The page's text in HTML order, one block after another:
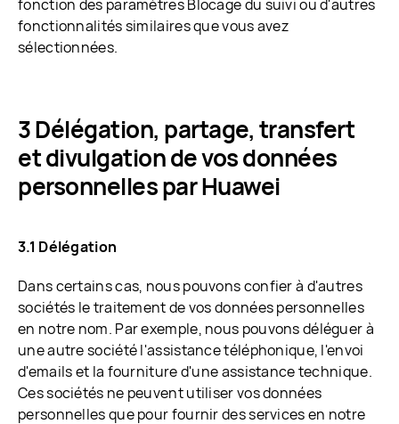
fonction des paramètres Blocage du suivi ou d'autres
fonctionnalités similaires que vous avez
sélectionnées.
3 Délégation, partage, transfert
et divulgation de vos données
personnelles par Huawei
3.1 Délégation
Dans certains cas, nous pouvons confier à d'autres
sociétés le traitement de vos données personnelles
en notre nom. Par exemple, nous pouvons déléguer à
une autre société l'assistance téléphonique, l'envoi
d'emails et la fourniture d'une assistance technique.
Ces sociétés ne peuvent utiliser vos données
personnelles que pour fournir des services en notre